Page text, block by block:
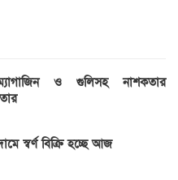
ও গুলিসহ নাশকতার
স্বর্ণ বিক্রি হচ্ছে আজ